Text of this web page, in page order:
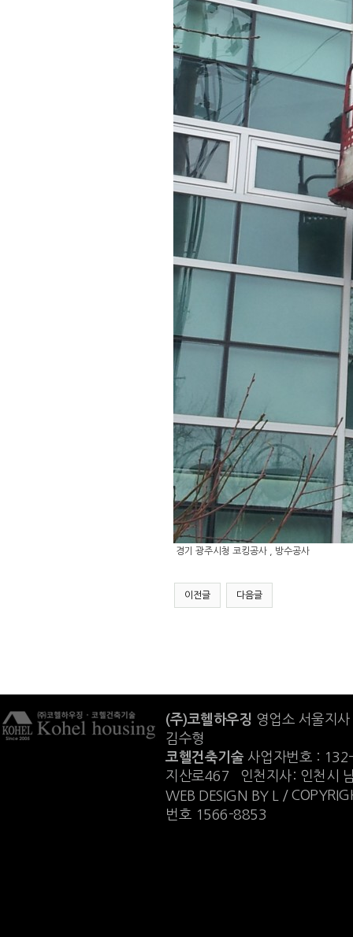
경기 광주시청 코킹공사 , 방수공사
이전글 다음글
(주)코헬하우징 영업소 서울지
김수형
코헬건축기술 사업자번호 :
지산로467 인천지사: 인천시
WEB DESIGN BY L
/
번호 1566-8853